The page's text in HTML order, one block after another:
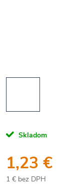
Skladom
1,23 €
1 € bez DPH